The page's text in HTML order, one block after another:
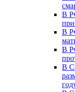
В
В
В
В